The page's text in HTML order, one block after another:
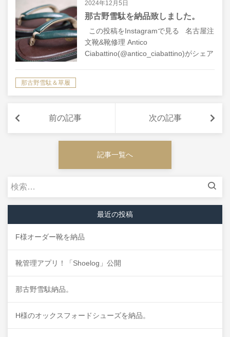
2024年12月5日
那古野雪駄を納品致しました。
この投稿をInstagramで見る 名古屋注
文靴&靴修理 Antico
Ciabattino(@antico_ciabattino)がシェア
那古野雪駄＆草履
前の記事 次の記事
記事一覧へ
検
最近の投稿
F様オーダー靴を納品
靴管理アプリ！「Shoelog」公開
那古野雪駄納品。
H様のオックスフォードシューズを納品。